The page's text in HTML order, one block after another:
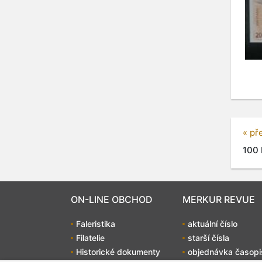
«
100
ON-LINE OBCHOD
Faleristika
Filatelie
Historické dokumenty
MERKUR REVUE
aktuální číslo
starší čísla
objednávka